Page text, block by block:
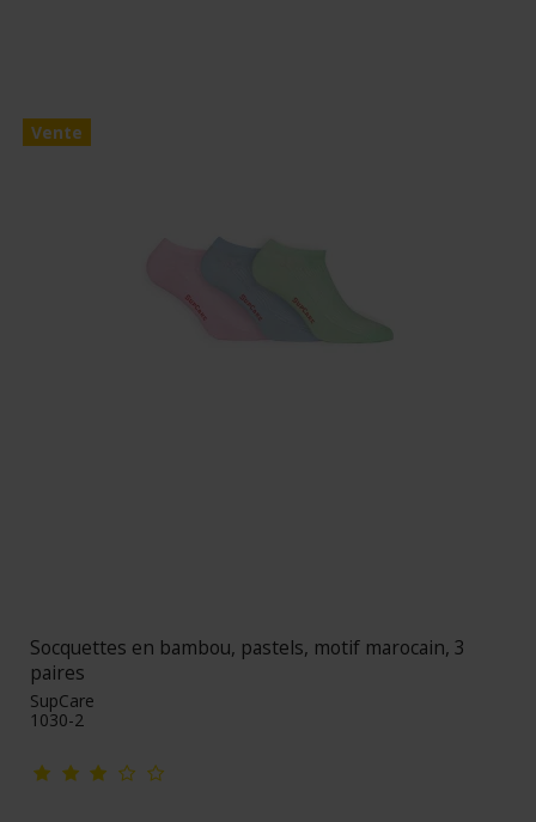
Vente
Socquettes en bambou, pastels, motif marocain, 3
paires
SupCare
1030-2